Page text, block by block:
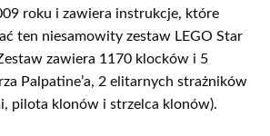
roku i zawiera instrukcje, które
ten niesamowity zestaw LEGO Star
zawiera 1170 klocków i 5
Palpatine’a, 2 elitarnych strażników
pilota klonów i strzelca klonów).